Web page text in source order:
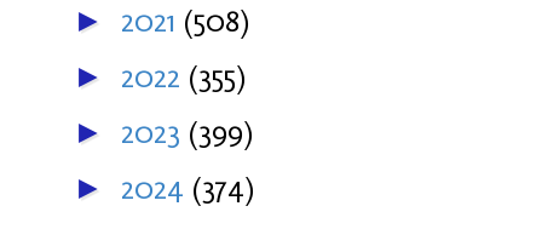
► 2021 (508)
► 2022 (355)
► 2023 (399)
► 2024 (374)